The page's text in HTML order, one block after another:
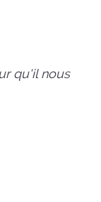
qu'il nous